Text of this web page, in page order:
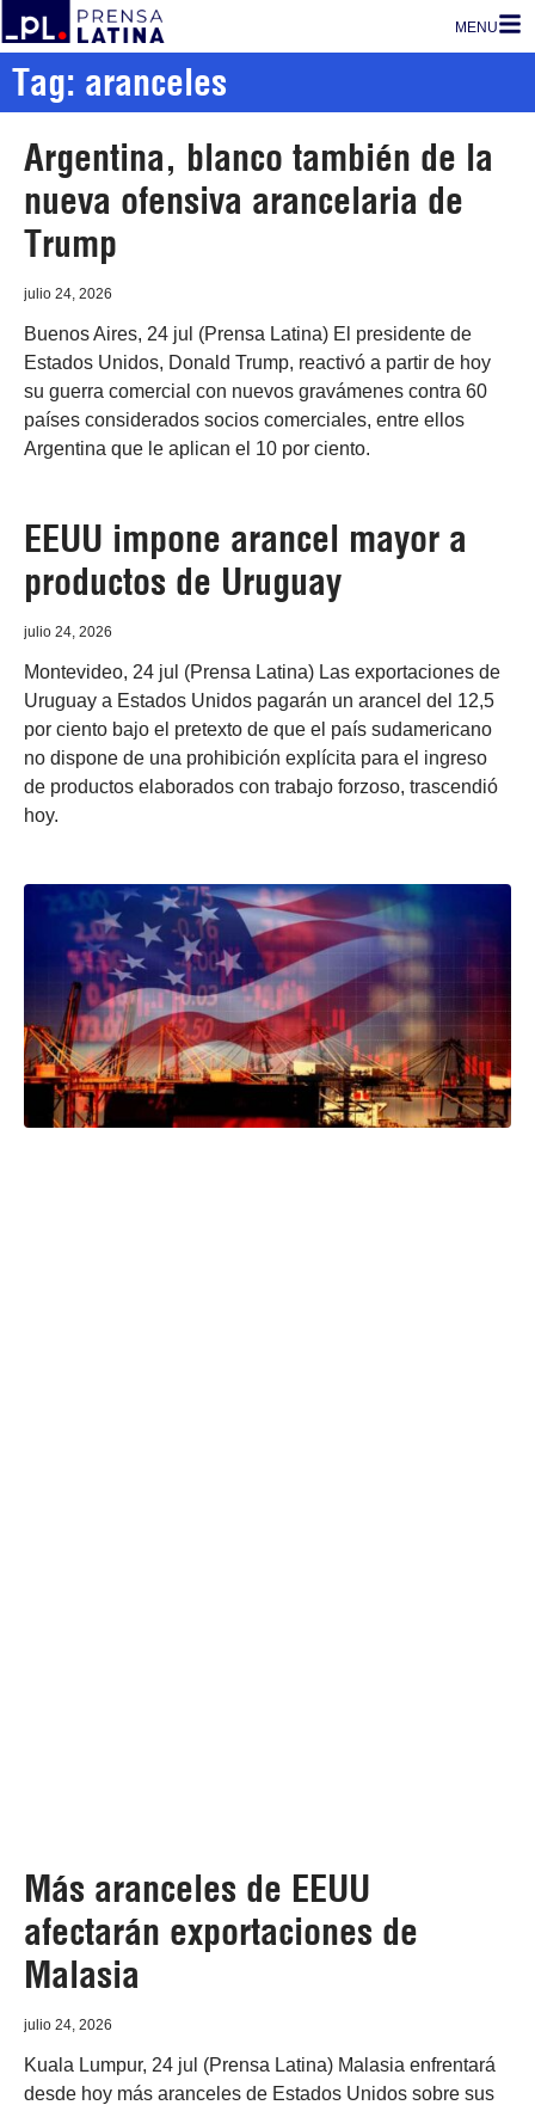
MENU
Tag: aranceles
Argentina, blanco también de la
nueva ofensiva arancelaria de
Trump
julio 24, 2026
Buenos Aires, 24 jul (Prensa Latina) El presidente de
Estados Unidos, Donald Trump, reactivó a partir de hoy
su guerra comercial con nuevos gravámenes contra 60
países considerados socios comerciales, entre ellos
Argentina que le aplican el 10 por ciento.
EEUU impone arancel mayor a
productos de Uruguay
julio 24, 2026
Montevideo, 24 jul (Prensa Latina) Las exportaciones de
Uruguay a Estados Unidos pagarán un arancel del 12,5
por ciento bajo el pretexto de que el país sudamericano
no dispone de una prohibición explícita para el ingreso
de productos elaborados con trabajo forzoso, trascendió
hoy.
Más aranceles de EEUU
afectarán exportaciones de
Malasia
julio 24, 2026
Kuala Lumpur, 24 jul (Prensa Latina) Malasia enfrentará
desde hoy más aranceles de Estados Unidos sobre sus